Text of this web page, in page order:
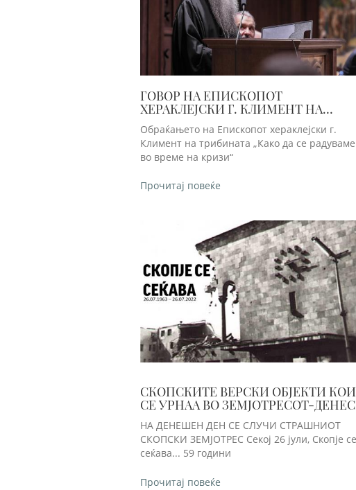
ГОВОР НА ЕПИСКОПОТ
ХЕРАКЛЕЈСКИ Г. КЛИМЕНТ НА
ТРИБИНАТА „КАКО ДА СЕ РАДУВАМЕ
ВО ВРЕМЕ НА КРИЗИ“
Обраќањето на Епископот хераклејски г.
Климент на трибината „Како да се радуваме
во време на кризи“
Прочитај повеќе
СКОПСКИТЕ ВЕРСКИ ОБЈЕКТИ КОИ
СЕ УРНАА ВО ЗЕМЈОТРЕСОТ-ДЕНЕС
ПЛЕНАТ СО СВОЈОТ СЈАЈ
НА ДЕНЕШЕН ДЕН СЕ СЛУЧИ СТРАШНИОТ
СКОПСКИ ЗЕМЈОТРЕС Секој 26 јули, Скопје се
сеќава... 59 години
Прочитај повеќе